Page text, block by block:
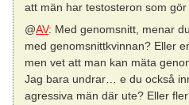
att män har testosteron som
@AV: Med genomsnitt, menar
med genomsnittkvinnan? Eller
men vet att man kan mäta
Jag bara undrar… e du också
agressiva män där ute? Eller